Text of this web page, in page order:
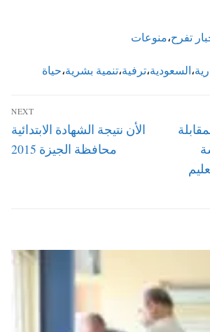
تفرح،منوعات
،السعودية،ترفية،تنمية بشرية،حياة
NEXT
Next
الأن نتيجة الشهادة الابتدائية
محافظة الجيزة 2015